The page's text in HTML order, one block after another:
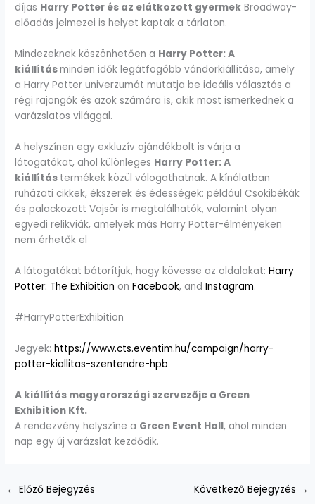
díjas Harry Potter és az elátkozott gyermek Broadway-
előadás jelmezei is helyet kaptak a tárlaton.
Mindezeknek köszönhetően a Harry Potter: A
kiállításminden idők legátfogóbb vándorkiállítása, amely
a Harry Potter univerzumát mutatja be ideális választás a
régi rajongók és azok számára is, akik most ismerkednek a
varázslatos világgal.
A helyszínen egy exkluzív ajándékbolt is várja a
látogatókat, ahol különleges Harry Potter: A
kiállítás termékek közül válogathatnak. A kínálatban
ruházati cikkek, ékszerek és édességek: például Csokibékák
és palackozott Vajsör is megtalálhatók, valamint olyan
egyedi relikviák, amelyek más Harry Potter-élményeken
nem érhetők el
A látogatókat bátorítjuk, hogy kövesse az oldalakat:Harry
Potter: The Exhibition onFacebook, andInstagram.
#HarryPotterExhibition
Jegyek:https://www.cts.eventim.hu/campaign/harry-
potter-kiallitas-szentendre-hpb
A kiállítás magyarországi szervezője a Green
Exhibition Kft.
A rendezvény helyszíne a Green Event Hall, ahol minden
nap egy új varázslat kezdődik.
← Előző Bejegyzés Következő Bejegyzés →